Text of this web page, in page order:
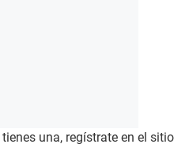
una, regístrate en el sitio